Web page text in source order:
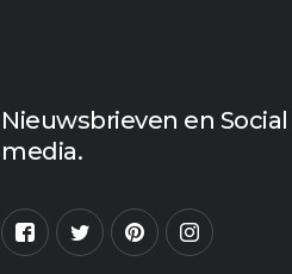
Nieuwsbrieven en Social
media.